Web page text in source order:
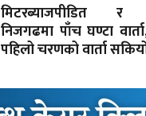
मिटरब्याजपीडित र
निजगढमा पाँच घण्टा
पहिलो चरणको वार्ता